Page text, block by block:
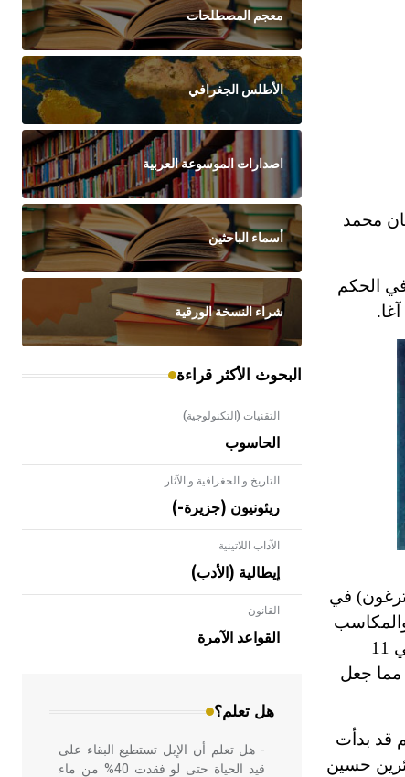
محمد
الحكم
في
والمكاسب
(وهي المكان الذي يصب عنده نهر سيتغا في الدانوب) وذلك في 11
مما جعل
قد بدأت
حسين
معجم المصطلحات
الأطلس الجغرافي
اصدارات الموسوعة العربية
أسماء الباحثين
شراء النسخة الورقية
البحوث الأكثر قراءة
التقنيات (التكنولوجية)
الحاسوب
التاريخ و الجغرافية و الآثار
ريئونيون (جزيرة-)
الآداب اللاتينية
إيطالية (الأدب)
القانون
القواعد الآمرة
هل تعلم؟
- هل تعلم أن الأبلق نوع من الفنون
الهندسية التي ارتبطت بالعمارة الإسلامية
في بلاد الشام ومصر خاصة، حيث يحرص
- هل تعلم أن الإبل تستطيع البقاء على
قيد الحياة حتى لو فقدت 40% من ماء